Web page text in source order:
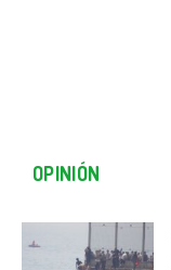
OPINIÓN